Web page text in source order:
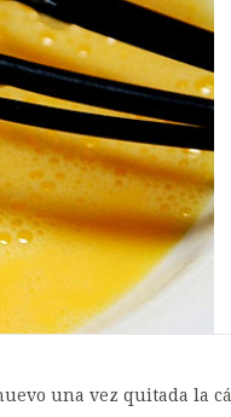
una vez quitada la